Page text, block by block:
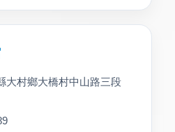
大村鄉大橋村中山路三段